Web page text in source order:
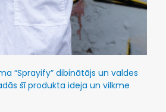
“Sprayify” dibinātājs un valdes
šī produkta ideja un vilkme